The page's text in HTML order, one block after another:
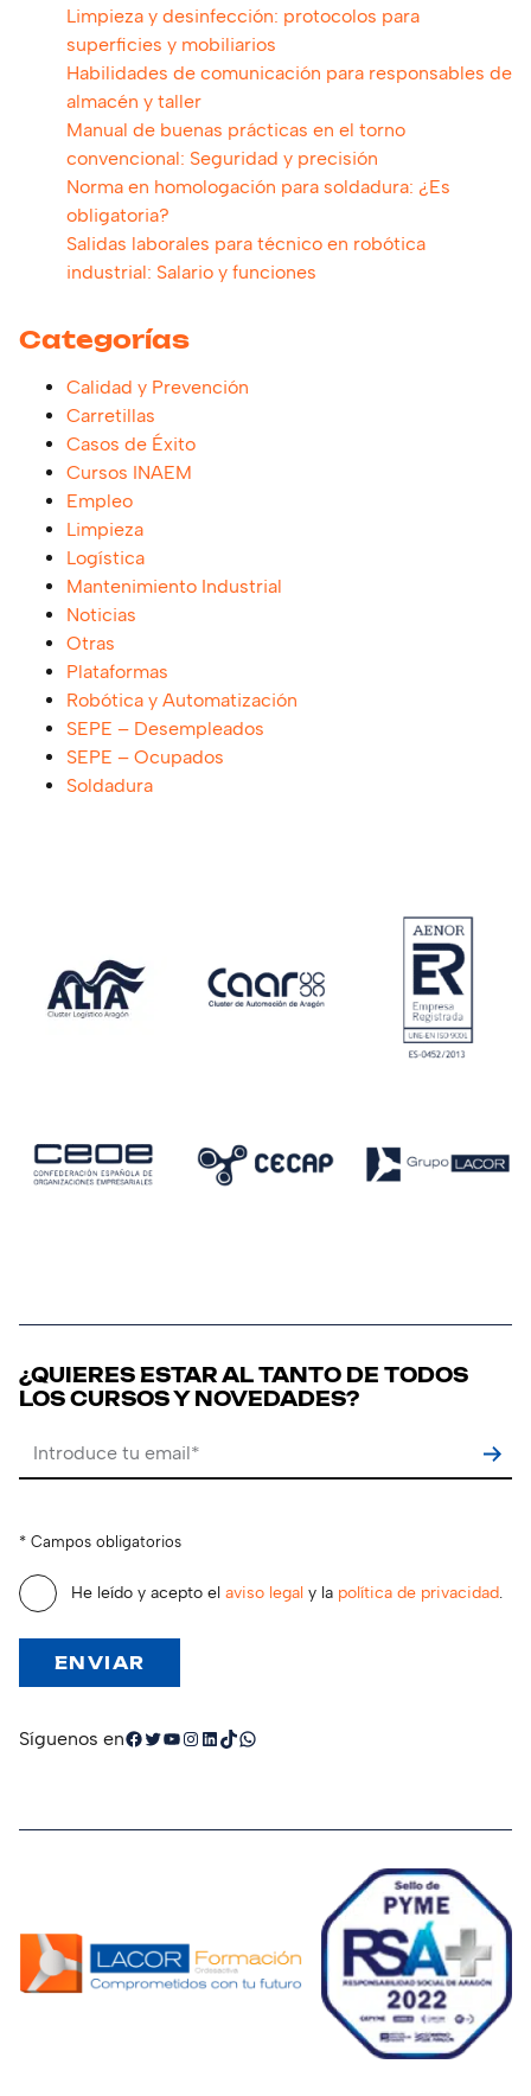
Limpieza y desinfección: protocolos para
superficies y mobiliarios
Habilidades de comunicación para responsables de
almacén y taller
Manual de buenas prácticas en el torno
convencional: Seguridad y precisión
Norma en homologación para soldadura: ¿Es
obligatoria?
Salidas laborales para técnico en robótica
industrial: Salario y funciones
Categorías
Calidad y Prevención
Carretillas
Casos de Éxito
Cursos INAEM
Empleo
Limpieza
Logística
Mantenimiento Industrial
Noticias
Otras
Plataformas
Robótica y Automatización
SEPE – Desempleados
SEPE – Ocupados
Soldadura
¿QUIERES ESTAR AL TANTO DE TODOS
LOS CURSOS Y NOVEDADES?
* Campos obligatorios
He leído y acepto el aviso legal y la política de privacidad
Síguenos enFacebook
Twitter
YouTube
Instagram
LinkedIn
TikTokWhatsApp